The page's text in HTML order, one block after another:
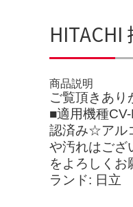
HITACHI
商品説明
ご覧頂きあり
■適用機種
認済み☆アル
や汚れはござ
をよろしくお
ランド: 日立